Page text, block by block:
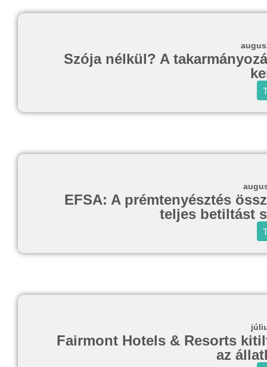
Szója nélkül? A
EFSA: A prémtenyésztés
teljes betiltást
Fairmont Hotels & Resorts
az